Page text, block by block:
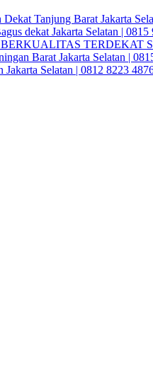
Tanjung Barat Jakarta
dekat Jakarta Selatan | 0815
TERDEKAT
Barat Jakarta Selatan |
Selatan | 0812 8223